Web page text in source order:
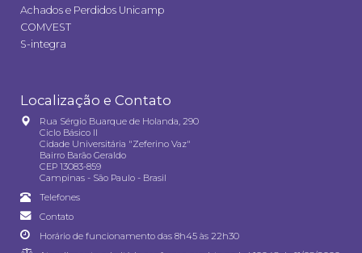
Achados e Perdidos Unicamp
COMVEST
S-integra
Localização e Contato
Rua Sérgio Buarque de Holanda, 290
Ciclo Básico II
Cidade Universitária "Zeferino Vaz"
Bairro Barão Geraldo
CEP 13083-859
Campinas - São Paulo - Brasil
Telefones
Contato
Horário de funcionamento das 8h45 às 22h30